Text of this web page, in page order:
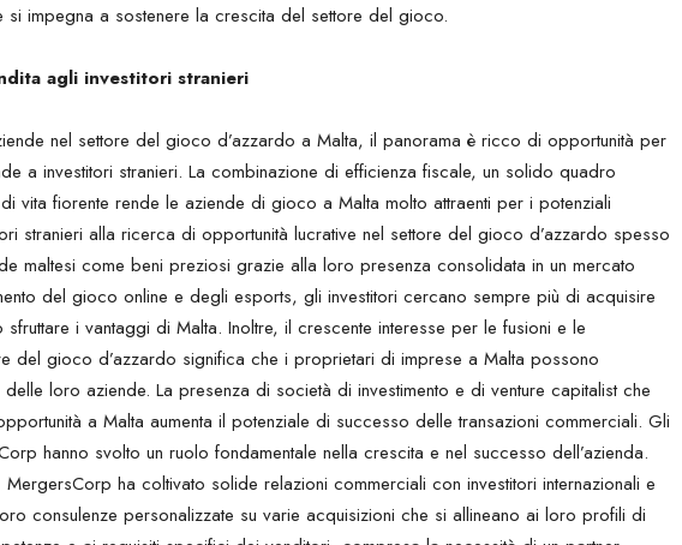
si impegna a sostenere la crescita del settore del gioco.
agli investitori stranieri
nel settore del gioco d’azzardo a Malta, il panorama è ricco di opportunità per
a investitori stranieri. La combinazione di efficienza fiscale, un solido quadro
vita fiorente rende le aziende di gioco a Malta molto attraenti per i potenziali
stranieri alla ricerca di opportunità lucrative nel settore del gioco d’azzardo spesso
maltesi come beni preziosi grazie alla loro presenza consolidata in un mercato
del gioco online e degli esports, gli investitori cercano sempre più di acquisire
i vantaggi di Malta. Inoltre, il crescente interesse per le fusioni e le
del gioco d’azzardo significa che i proprietari di imprese a Malta possono
loro aziende. La presenza di società di investimento e di venture capitalist che
a Malta aumenta il potenziale di successo delle transazioni commerciali. Gli
hanno svolto un ruolo fondamentale nella crescita e nel successo dell’azienda.
ha coltivato solide relazioni commerciali con investitori internazionali e
consulenze personalizzate su varie acquisizioni che si allineano ai loro profili di